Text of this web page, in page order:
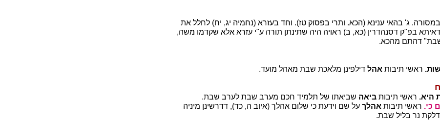
ג' בהאי ענינא (הכא. ותרי בפסוק טז). וחד בעזרא (נחמיה יג, יח) לחלל את
בפ"ק דסנהדרין (כא, ב) ראויה היה שתינתן תורה ע"י עזרא אלא שקדמו משה,
דהתם מהכא.
ראשי תיבות אהל דילפינן מלאכת שבת מאהל מועד.
היא. ראשי תיבות ביאה שביאתו של תלמיד חכם מערב שבת לערב שבת.
כי. ראשי תיבות אהלך על שם וידעת כי שלום אהלך (איוב ה, כד), דדרשינן מיניה
נר בליל שבת.